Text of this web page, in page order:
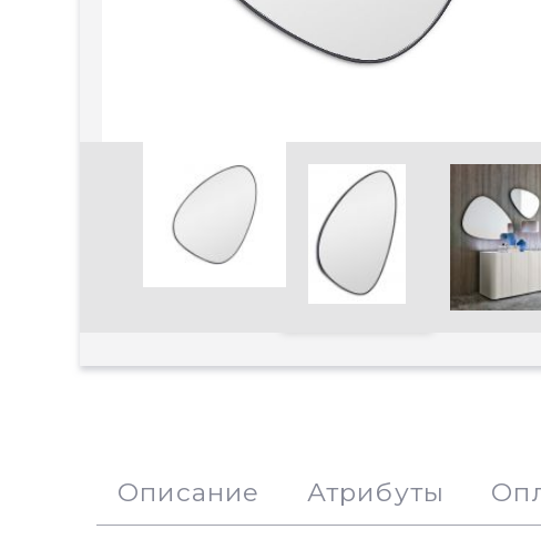
Увеличить
Описание Атрибуты